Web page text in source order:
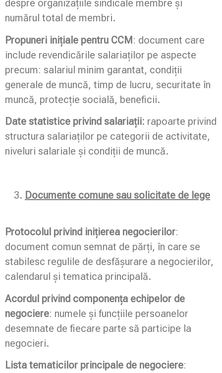
despre organizațiile sindicale membre și
numărul total de membri.
Propuneri inițiale pentru CCM: document care
include revendicările salariaților pe aspecte
precum: salariul minim garantat, condiții
generale de muncă, timp de lucru, securitate în
muncă, protecție socială, beneficii.
Date statistice privind salariații: rapoarte privind
structura salariaților pe categorii de activitate,
niveluri salariale și condiții de muncă.
Documente comune sau solicitate de lege
Protocolul privind inițierea negocierilor:
document comun semnat de părți, în care se
stabilesc regulile de desfășurare a negocierilor,
calendarul și tematica principală.
Acordul privind componența echipelor de
negociere: numele și funcțiile persoanelor
desemnate de fiecare parte să participe la
negocieri.
Lista tematicilor principale de negociere: